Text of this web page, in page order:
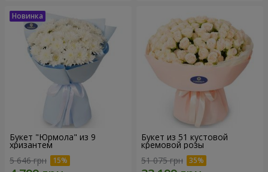
Букет "Юрмола" из 9
хризантем
5 646 грн
Букет из 51 кустовой
кремовой розы
51 075 грн